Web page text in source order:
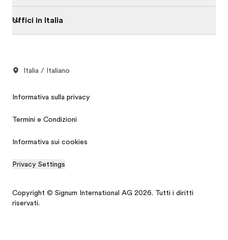
Uffici in Italia
Italia / Italiano
Informativa sulla privacy
Termini e Condizioni
Informativa sui cookies
Privacy Settings
Copyright © Signum International AG 2026. Tutti i diritti
riservati.